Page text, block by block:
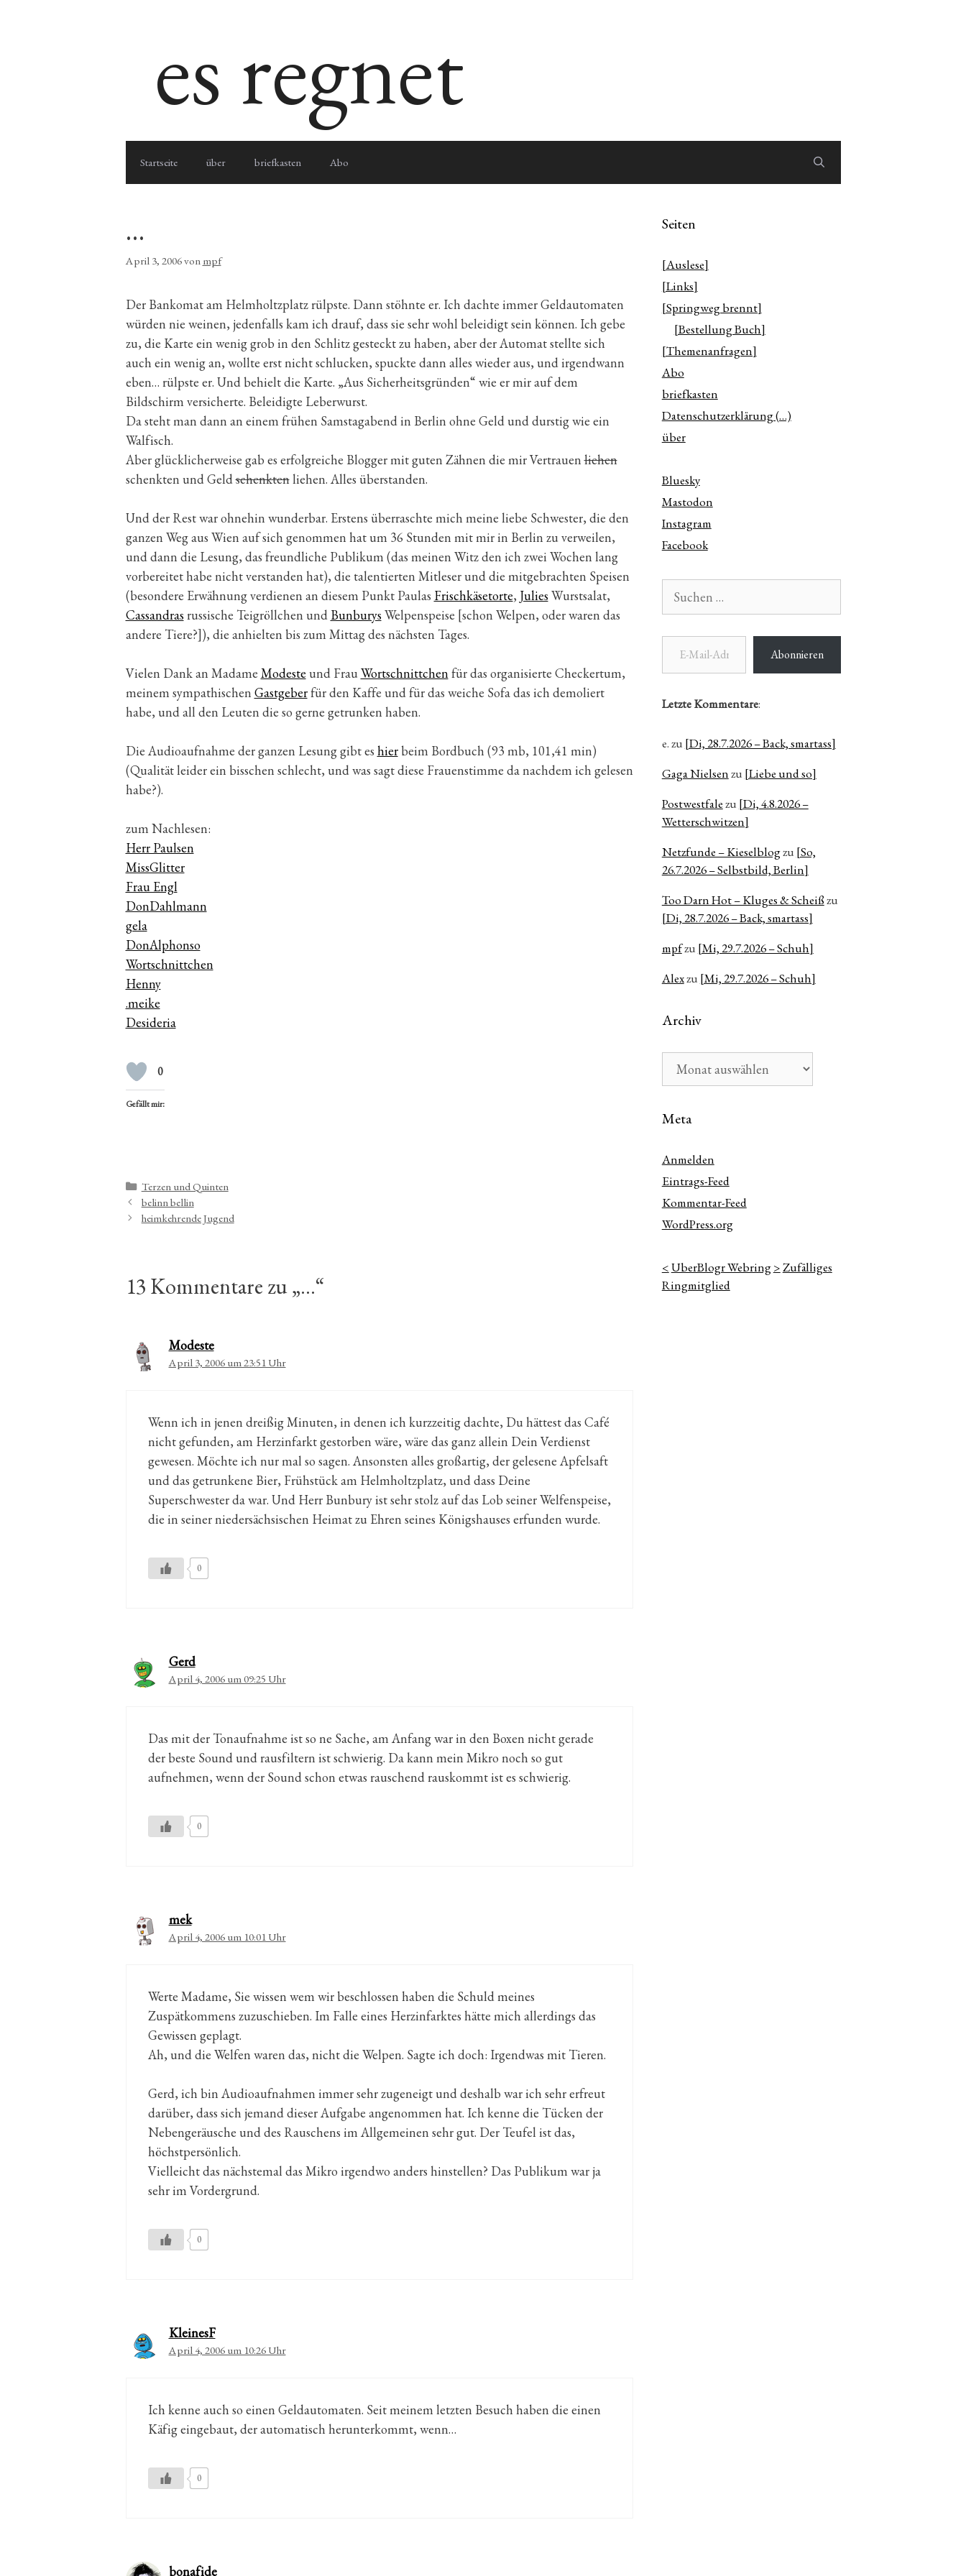
es regnet
Startseite über briefkasten Abo
…
April 3, 2006von mpf
Der Bankomat am Helmholtzplatz rülpste. Dann stöhnte er. Ich dachte immer Geldautomaten
würden nie weinen, jedenfalls kam ich drauf, dass sie sehr wohl beleidigt sein können. Ich gebe
zu, die Karte ein wenig grob in den Schlitz gesteckt zu haben, aber der Automat stellte sich
auch ein wenig an, wollte erst nicht schlucken, spuckte dann alles wieder aus, und irgendwann
eben… rülpste er. Und behielt die Karte. „Aus Sicherheitsgründen“ wie er mir auf dem
Bildschirm versicherte. Beleidigte Leberwurst.
Da steht man dann an einem frühen Samstagabend in Berlin ohne Geld und durstig wie ein
Walfisch.
Aber glücklicherweise gab es erfolgreiche Blogger mit guten Zähnen die mir Vertrauenliehen
schenkten und Geldschenktenliehen. Alles überstanden.
Und der Rest war ohnehin wunderbar. Erstens überraschte mich meine liebe Schwester, die den
ganzen Weg aus Wien auf sich genommen hat um 36 Stunden mit mir in Berlin zu verweilen,
und dann die Lesung, das freundliche Publikum (das meinen Witz den ich zwei Wochen lang
vorbereitet habe nicht verstanden hat), die talentierten Mitleser und die mitgebrachten Speisen
(besondere Erwähnung verdienen an diesem Punkt Paulas Frischkäsetorte, Julies Wurstsalat,
Cassandras russische Teigröllchen undBunburys Welpenspeise [schon Welpen, oder waren das
andere Tiere?]), die anhielten bis zum Mittag des nächsten Tages.
Vielen Dank an Madame Modeste und Frau Wortschnittchenfür das organisierte Checkertum,
meinem sympathischen Gastgeberfür den Kaffe und für das weiche Sofa das ich demoliert
habe, und all den Leuten die so gerne getrunken haben.
Die Audioaufnahme der ganzen Lesung gibt es hierbeim Bordbuch (93 mb, 101,41 min)
(Qualität leider ein bisschen schlecht, und was sagt diese Frauenstimme da nachdem ich gelesen
habe?).
zum Nachlesen:
Herr Paulsen
MissGlitter
Frau Engl
DonDahlmann
gela
DonAlphonso
Wortschnittchen
Henny
.meike
Desideria
0
Gefällt mir:
Kategorien
Terzen und Quinten
belinn bellin
heimkehrende Jugend
13 Kommentare zu „…“
Modeste
April 3, 2006 um 23:51 Uhr
Wenn ich in jenen dreißig Minuten, in denen ich kurzzeitig dachte, Du hättest das Café
nicht gefunden, am Herzinfarkt gestorben wäre, wäre das ganz allein Dein Verdienst
gewesen. Möchte ich nur mal so sagen. Ansonsten alles großartig, der gelesene Apfelsaft
und das getrunkene Bier, Frühstück am Helmholtzplatz, und dass Deine
Superschwester da war. Und Herr Bunbury ist sehr stolz auf das Lob seiner Welfenspeise,
die in seiner niedersächsischen Heimat zu Ehren seines Königshauses erfunden wurde.
0
Gerd
April 4, 2006 um 09:25 Uhr
Das mit der Tonaufnahme ist so ne Sache, am Anfang war in den Boxen nicht gerade
der beste Sound und rausfiltern ist schwierig. Da kann mein Mikro noch so gut
aufnehmen, wenn der Sound schon etwas rauschend rauskommt ist es schwierig.
0
mek
April 4, 2006 um 10:01 Uhr
Werte Madame, Sie wissen wem wir beschlossen haben die Schuld meines
Zuspätkommens zuzuschieben. Im Falle eines Herzinfarktes hätte mich allerdings das
Gewissen geplagt.
Ah, und die Welfen waren das, nicht die Welpen. Sagte ich doch: Irgendwas mit Tieren.
Gerd, ich bin Audioaufnahmen immer sehr zugeneigt und deshalb war ich sehr erfreut
darüber, dass sich jemand dieser Aufgabe angenommen hat. Ich kenne die Tücken der
Nebengeräusche und des Rauschens im Allgemeinen sehr gut. Der Teufel ist das,
höchstpersönlich.
Vielleicht das nächstemal das Mikro irgendwo anders hinstellen? Das Publikum war ja
sehr im Vordergrund.
0
KleinesF
April 4, 2006 um 10:26 Uhr
Ich kenne auch so einen Geldautomaten. Seit meinem letzten Besuch haben die einen
Käfig eingebaut, der automatisch herunterkommt, wenn…
0
bonafide
Seiten
[Auslese]
[Links]
[Springweg brennt]
[Bestellung Buch]
[Themenanfragen]
Abo
briefkasten
Datenschutzerklärung (…)
über
Bluesky
Mastodon
Instagram
Facebook
nach:
E-Mail-Adresse
Abonnieren
Letzte Kommentare:
e.zu [Di, 28.7.2026 – Back, smartass]
Gaga Nielsenzu [Liebe und so]
Postwestfalezu [Di, 4.8.2026 –
Wetterschwitzen]
Netzfunde – Kieselblogzu [So,
26.7.2026 – Selbstbild, Berlin]
Too Darn Hot – Kluges & Scheißzu
[Di, 28.7.2026 – Back, smartass]
mpfzu [Mi, 29.7.2026 – Schuh]
Alexzu [Mi, 29.7.2026 – Schuh]
Archiv
Meta
Anmelden
Eintrags-Feed
Kommentar-Feed
WordPress.org
<UberBlogr Webring>Zufälliges
Ringmitglied